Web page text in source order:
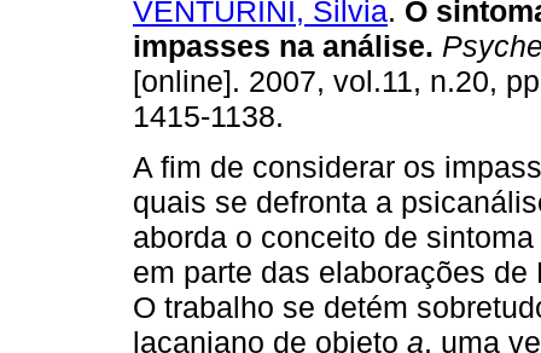
VENTURINI, Silvia. O
impasses na análise.
[online]. 2007, vol.11, n.20,
1415-1138.
A fim de considerar os
quais se defronta a
aborda o conceito de
em parte das elaborações de
O trabalho se detém
lacaniano de objeto a, uma